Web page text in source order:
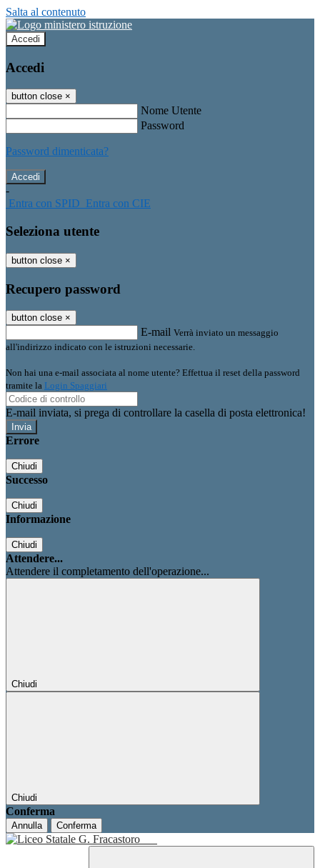
Salta al contenuto
Accedi
Accedi
button close ×
Nome Utente
Password
Password dimenticata?
-
Entra con SPID Entra con CIE
Seleziona utente
button close ×
Recupero password
button close ×
E-mail Verrà inviato un messaggio
all'indirizzo indicato con le istruzioni necessarie.
Non hai una e-mail associata al nome utente? Effettua il reset della password
tramite la Login Spaggiari
E-mail inviata, si prega di controllare la casella di posta elettronica!
Errore
Chiudi
Successo
Chiudi
Informazione
Chiudi
Attendere...
Attendere il completamento dell'operazione...
Chiudi
Chiudi
Conferma
Annulla Conferma